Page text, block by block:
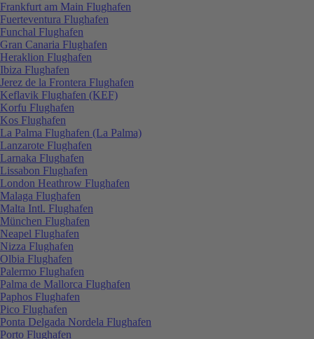
Frankfurt am Main Flughafen
Fuerteventura Flughafen
Funchal Flughafen
Gran Canaria Flughafen
Heraklion Flughafen
Ibiza Flughafen
Jerez de la Frontera Flughafen
Keflavik Flughafen (KEF)
Korfu Flughafen
Kos Flughafen
La Palma Flughafen (La Palma)
Lanzarote Flughafen
Larnaka Flughafen
Lissabon Flughafen
London Heathrow Flughafen
Malaga Flughafen
Malta Intl. Flughafen
München Flughafen
Neapel Flughafen
Nizza Flughafen
Olbia Flughafen
Palermo Flughafen
Palma de Mallorca Flughafen
Paphos Flughafen
Pico Flughafen
Ponta Delgada Nordela Flughafen
Porto Flughafen